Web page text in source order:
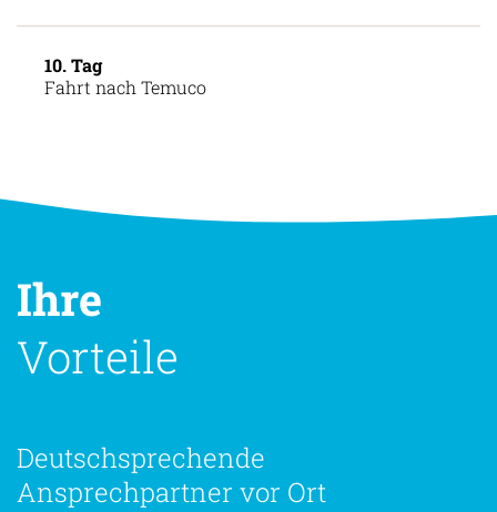
10. Tag
Fahrt nach Temuco
Ihre
Vorteile
Deutschsprechende
Ansprechpartner vor Ort